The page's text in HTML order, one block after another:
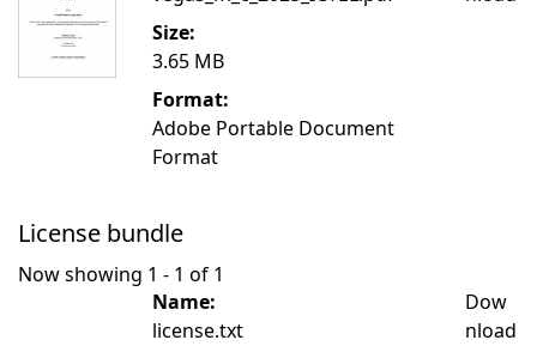
Size:
3.65 MB
Format:
Adobe Portable Document
Format
License bundle
Now showing 1 - 1 of 1
Name:
license.txt
Dow
nload